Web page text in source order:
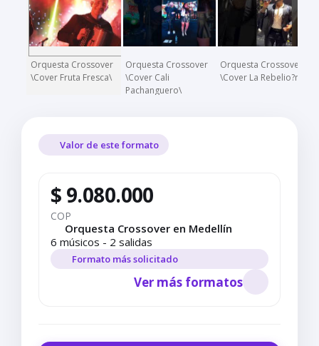
Orquesta Crossover
\Cover Fruta Fresca\
Orquesta Crossover
\Cover Cali
Pachanguero\
Orquesta Crossover
\Cover La Rebelio?n\
Valor de este formato
$ 9.080.000
COP
Orquesta Crossover en Medellín
6 músicos - 2 salidas
Formato más solicitado
Ver más formatos